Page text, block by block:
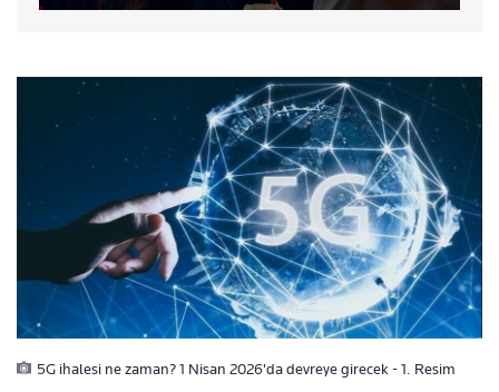
5G ihalesi ne zaman? 1 Nisan 2026'da devreye girecek - 1. Resim